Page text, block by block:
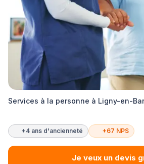
Services à la personne à Ligny-en-
+4 ans d'ancienneté +67 NPS
Je veux un devis